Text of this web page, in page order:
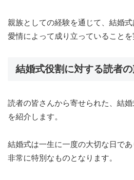
親族としての経験を通じて、結婚
愛情によって成り立っていることを
結婚式役割に対する読者
読者の皆さんから寄せられた、結
を紹介します。
結婚式は一生に一度の大切な日で
非常に特別なものとなります。